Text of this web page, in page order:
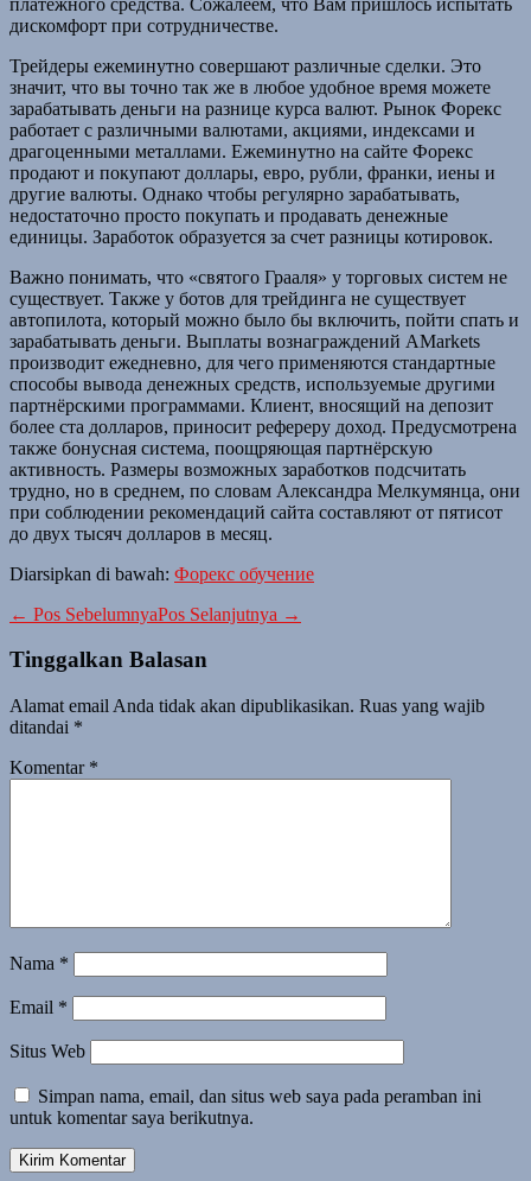
дискомфорт при сотрудничестве.
Трейдеры ежеминутно совершают различные сделки. Это
значит, что вы точно так же в любое удобное время можете
зарабатывать деньги на разнице курса валют. Рынок Форекс
работает с различными валютами, акциями, индексами и
драгоценными металлами. Ежеминутно на сайте Форекс
продают и покупают доллары, евро, рубли, франки, иены и
другие валюты. Однако чтобы регулярно зарабатывать,
недостаточно просто покупать и продавать денежные
единицы. Заработок образуется за счет разницы котировок.
Важно понимать, что «святого Грааля» у торговых систем не
существует. Также у ботов для трейдинга не существует
автопилота, который можно было бы включить, пойти спать и
зарабатывать деньги. Выплаты вознаграждений AMarkets
производит ежедневно, для чего применяются стандартные
способы вывода денежных средств, используемые другими
партнёрскими программами. Клиент, вносящий на депозит
более ста долларов, приносит рефереру доход. Предусмотрена
также бонусная система, поощряющая партнёрскую
активность. Размеры возможных заработков подсчитать
трудно, но в среднем, по словам Александра Мелкумянца, они
при соблюдении рекомендаций сайта составляют от пятисот
до двух тысяч долларов в месяц.
Diarsipkan di bawah: Форекс обучение
← Pos SebelumnyaPos Selanjutnya →
Tinggalkan Balasan
Alamat email Anda tidak akan dipublikasikan. Ruas yang wajib
ditandai *
Komentar *
Nama *
Email *
Situs Web
Simpan nama, email, dan situs web saya pada peramban ini
untuk komentar saya berikutnya.